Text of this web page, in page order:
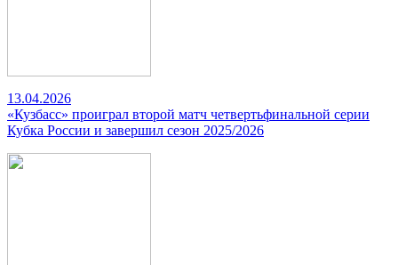
13.04.2026
«Кузбасс» проиграл второй матч четвертьфинальной серии
Кубка России и завершил сезон 2025/2026